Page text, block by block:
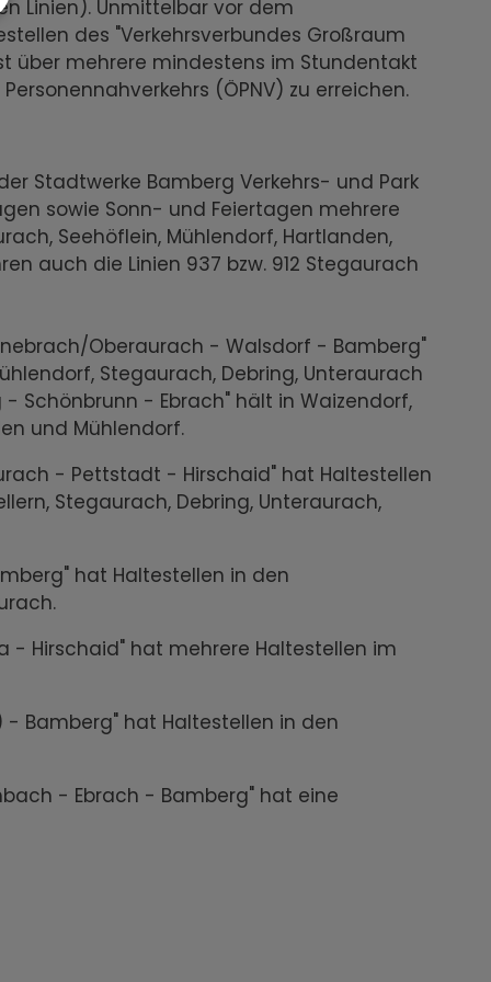
Linien). Unmittelbar vor dem
des "Verkehrsverbundes Großraum
über mehrere mindestens im Stundentakt
(ÖPNV) zu erreichen.
Stadtwerke Bamberg Verkehrs- und Park
sowie Sonn- und Feiertagen mehrere
Seehöflein, Mühlendorf, Hartlanden,
auch die Linien 937 bzw. 912 Stegaurach
Oberaurach - Walsdorf - Bamberg"
Stegaurach, Debring, Unteraurach
Schönbrunn - Ebrach" hält in Waizendorf,
und Mühlendorf.
- Pettstadt - Hirschaid" hat Haltestellen
Stegaurach, Debring, Unteraurach,
hat Haltestellen in den
- Hirschaid" hat mehrere Haltestellen im
- Bamberg" hat Haltestellen in den
- Ebrach - Bamberg" hat eine